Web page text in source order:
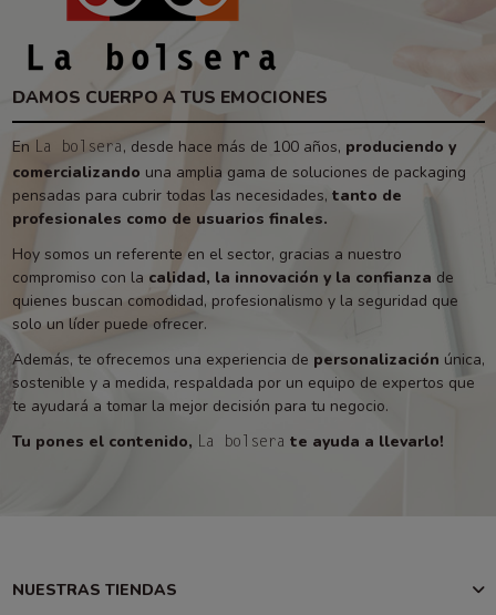
DAMOS CUERPO A TUS EMOCIONES
En La bolsera , desde hace más de 100 años, produciendo y
comercializando una amplia gama de soluciones de packaging
pensadas para cubrir todas las necesidades, tanto de
profesionales como de usuarios finales.
Hoy somos un referente en el sector, gracias a nuestro
compromiso con la calidad, la innovación y la confianza de
quienes buscan comodidad, profesionalismo y la seguridad que
solo un líder puede ofrecer.
Además, te ofrecemos una experiencia de personalización única,
sostenible y a medida, respaldada por un equipo de expertos que
te ayudará a tomar la mejor decisión para tu negocio.
Tu pones el contenido, La bolsera te ayuda a llevarlo!
NUESTRAS TIENDAS